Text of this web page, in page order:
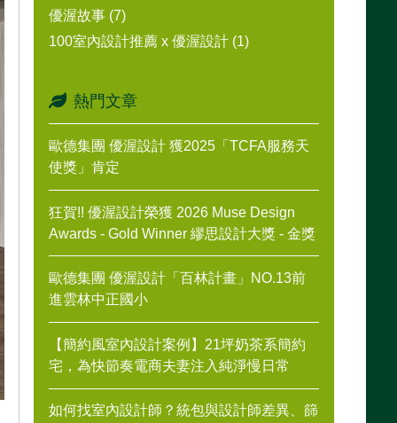
優渥故事 (7)
100室內設計推薦 x 優渥設計 (1)
熱門文章
歐德集團 優渥設計 獲2025「TCFA服務天
使獎」肯定
狂賀!! 優渥設計榮獲 2026 Muse Design
Awards - Gold Winner 繆思設計大獎 - 金獎
歐德集團 優渥設計「百林計畫」NO.13前
進雲林中正國小
【簡約風室內設計案例】21坪奶茶系簡約
宅，為快節奏電商夫妻注入純淨慢日常
如何找室內設計師？統包與設計師差異、篩